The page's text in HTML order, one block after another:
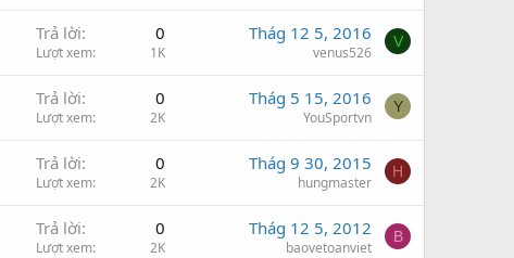
Trả lời 0
Lượt xem 1K
Thág 12 5, 2016
venus526
V
Trả lời 0
Lượt xem 2K
Thág 5 15, 2016
YouSportvn
Y
Trả lời 0
Lượt xem 2K
Thág 9 30, 2015
hungmaster
H
Trả lời 0
Lượt xem 2K
Thág 12 5, 2012
baovetoanviet
B